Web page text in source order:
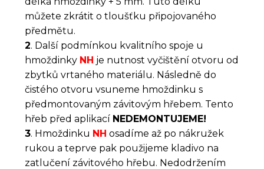
můžete zkrátit o tloušťku připojovaného
předmětu.
2. Další podmínkou kvalitního spoje u
hmoždinky NH je nutnost vyčištění otvoru od
zbytků vrtaného materiálu. Následně do
čistého otvoru vsuneme hmoždinku s
předmontovaným závitovým hřebem. Tento
hřeb před aplikací NEDEMONTUJEME!
3. Hmoždinku NH osadíme až po nákružek
rukou a teprve pak použijeme kladivo na
zatlučení závitového hřebu. Nedodržením